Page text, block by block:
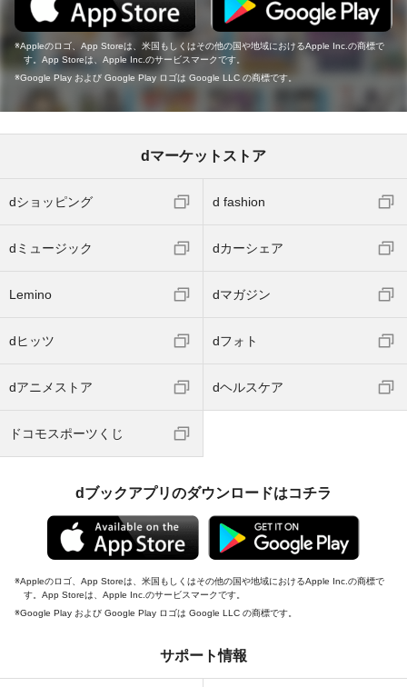
Appleのロゴ、App Storeは、米国もしくはその他の国や地域におけるApple Inc.の商標で
す。App Storeは、Apple Inc.のサービスマークです。
Google Play および Google Play ロゴは Google LLC の商標です。
dマーケットストア
dショッピング d fashion
dミュージック dカーシェア
Lemino dマガジン
dヒッツ dフォト
dアニメストア dヘルスケア
ドコモスポーツくじ
dブックアプリのダウンロードはコチラ
Appleのロゴ、App Storeは、米国もしくはその他の国や地域におけるApple Inc.の商標で
す。App Storeは、Apple Inc.のサービスマークです。
Google Play および Google Play ロゴは Google LLC の商標です。
サポート情報